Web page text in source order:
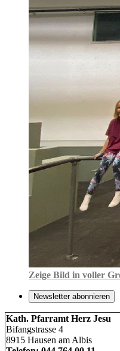
Zeige Bild in voller
Newsletter abonnieren
Kath. Pfarramt Herz Jesu
Bifangstrasse 4
8915 Hausen am Albis